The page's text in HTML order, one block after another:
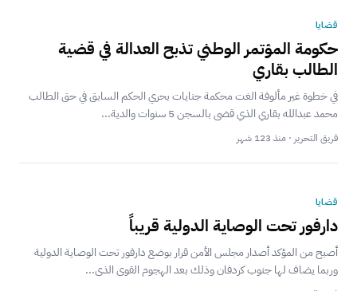
قضايا
حكومة المؤتمر الوطني تذبح العدالة في قضية
الطالب بقاري
في خطوة غير مألوفة الغت محكمة جنايات بحري الحكم السابق في حق الطالب
محمد عبدالله بقاري الذي قضى بالسجن 5 سنوات والدية...
فريق التحرير · منذ 123 شهر
قضايا
دارفور تحت الوصاية الدولية قريباً
أصبح من المؤكد أصدار مجلس الأمن قرار بوضع دارفور تحت الوصاية الدولية
وربما يضاف لها جنوب كردفان وذلك بعد الهجوم القوى الذى...